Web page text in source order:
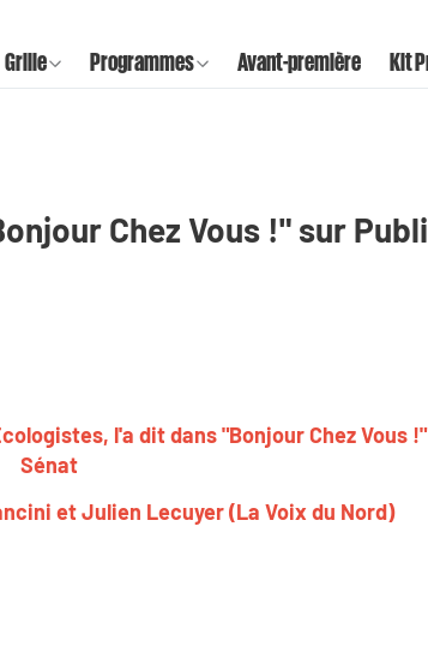
Grille Programmes Avant-première Kit
Chez Vous !" sur
l'a dit dans "Bonjour Chez Vous
Sénat
et Julien Lecuyer (La Voix du Nord)